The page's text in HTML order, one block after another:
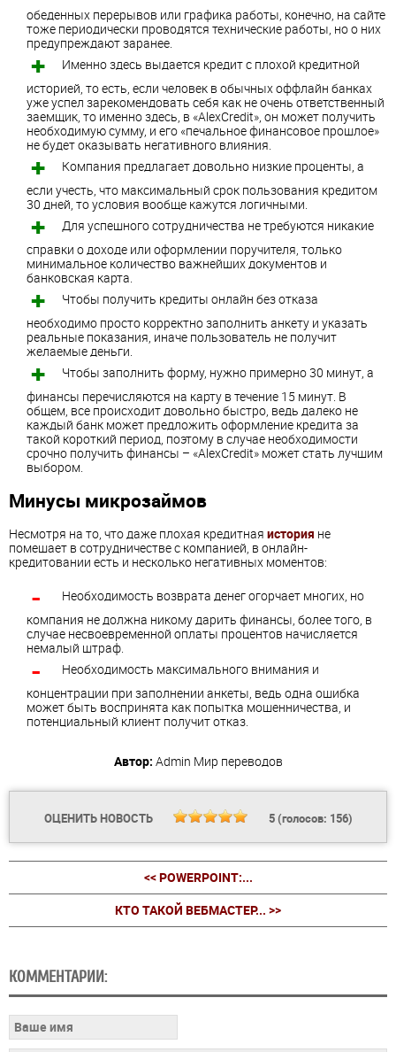
обеденных перерывов или графика работы, конечно, на сайте
тоже периодически проводятся технические работы, но о них
предупреждают заранее.
Именно здесь выдается кредит с плохой кредитной
историей, то есть, если человек в обычных оффлайн банках
уже успел зарекомендовать себя как не очень ответственный
заемщик, то именно здесь, в «AlexCredit», он может получить
необходимую сумму, и его «печальное финансовое прошлое»
не будет оказывать негативного влияния.
Компания предлагает довольно низкие проценты, а
если учесть, что максимальный срок пользования кредитом
30 дней, то условия вообще кажутся логичными.
Для успешного сотрудничества не требуются никакие
справки о доходе или оформлении поручителя, только
минимальное количество важнейших документов и
банковская карта.
Чтобы получить кредиты онлайн без отказа
необходимо просто корректно заполнить анкету и указать
реальные показания, иначе пользователь не получит
желаемые деньги.
Чтобы заполнить форму, нужно примерно 30 минут, а
финансы перечисляются на карту в течение 15 минут. В
общем, все происходит довольно быстро, ведь далеко не
каждый банк может предложить оформление кредита за
такой короткий период, поэтому в случае необходимости
срочно получить финансы – «AlexCredit» может стать лучшим
выбором.
Минусы микрозаймов
Несмотря на то, что даже плохая кредитная история не
помешает в сотрудничестве с компанией, в онлайн-
кредитовании есть и несколько негативных моментов:
Необходимость возврата денег огорчает многих, но
компания не должна никому дарить финансы, более того, в
случае несвоевременной оплаты процентов начисляется
немалый штраф.
Необходимость максимального внимания и
концентрации при заполнении анкеты, ведь одна ошибка
может быть воспринята как попытка мошенничества, и
потенциальный клиент получит отказ.
Автор: Admin Мир переводов
ОЦЕНИТЬ НОВОСТЬ 5(голосов: 156)
<< POWERPOINT:...
КТО ТАКОЙ ВЕБМАСТЕР... >>
КОММЕНТАРИИ: